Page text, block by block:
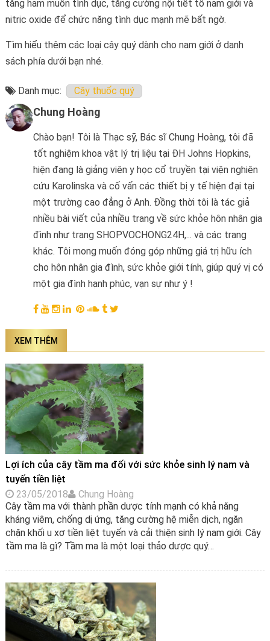
tăng ham muốn tình dục, tăng cường nội tiết tố nam giới và
nitric oxide để chức năng tình dục mạnh mẽ bất ngờ.
Tìm hiểu thêm các loại cây quý dành cho nam giới ở danh
sách phía dưới bạn nhé.
Danh mục: Cây thuốc quý
Chung Hoàng
Chào bạn! Tôi là Thạc sỹ, Bác sĩ Chung Hoàng, tôi đã
tốt nghiệm khoa vật lý trị liệu tại ĐH Johns Hopkins,
hiện đang là giảng viên y học cổ truyền tại viện nghiên
cứu Karolinska và cố vấn các thiết bị y tế hiện đại tại
một trường cao đẳng ở Anh. Đồng thời tôi là tác giả
nhiều bài viết của nhiều trang về sức khỏe hôn nhân gia
đình như trang SHOPVOCHONG24H,... và các trang
khác. Tôi mong muốn đóng góp những giá trị hữu ích
cho hôn nhân gia đình, sức khỏe giới tính, giúp quý vị có
một gia đình hạnh phúc, vạn sự như ý !
XEM THÊM
Lợi ích của cây tầm ma đối với sức khỏe sinh lý nam và
tuyến tiền liệt
23/05/2018
Chung Hoàng
Cây tầm ma với thành phần dược tính mạnh có khả năng
kháng viêm, chống dị ứng, tăng cường hệ miễn dịch, ngăn
chặn khối u xơ tiền liệt tuyến và cải thiện sinh lý nam giới. Cây
tầm ma là gì? Tầm ma là một loại thảo dược quý…